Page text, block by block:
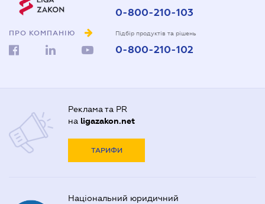
ПРО КОМПАНІЮ
0-800-210-103
Підбір продуктів та рішень
0-800-210-102
Реклама та PR
на ligazakon.net
ТАРИФИ
Національний юридичний